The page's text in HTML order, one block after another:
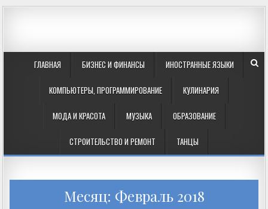
ГЛАВНАЯ БИЗНЕС И ФИНАНСЫ ИНОСТРАННЫЕ ЯЗЫКИ
КОМПЬЮТЕРЫ, ПРОГРАММИРОВАНИЕ КУЛИНАРИЯ
МОДА И КРАСОТА МУЗЫКА ОБРАЗОВАНИЕ
СТРОИТЕЛЬСТВО И РЕМОНТ ТАНЦЫ
Месяц: Февраль 2018